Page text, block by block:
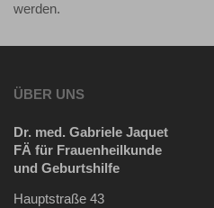
werden.
ÜBER UNS
Dr. med. Gabriele Jaquet
FÄ für Frauenheilkunde
und Geburtshilfe
Hauptstraße 43